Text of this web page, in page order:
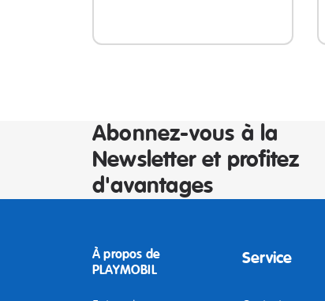
Abonnez-vous à la
Newsletter et profitez
d'avantages
À propos de
PLAYMOBIL
Service